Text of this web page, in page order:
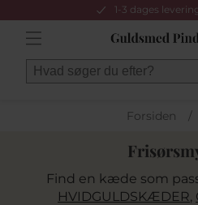
1-3 dages
Forsiden /
Find en kæde som
HVIDGULDSKÆDER,